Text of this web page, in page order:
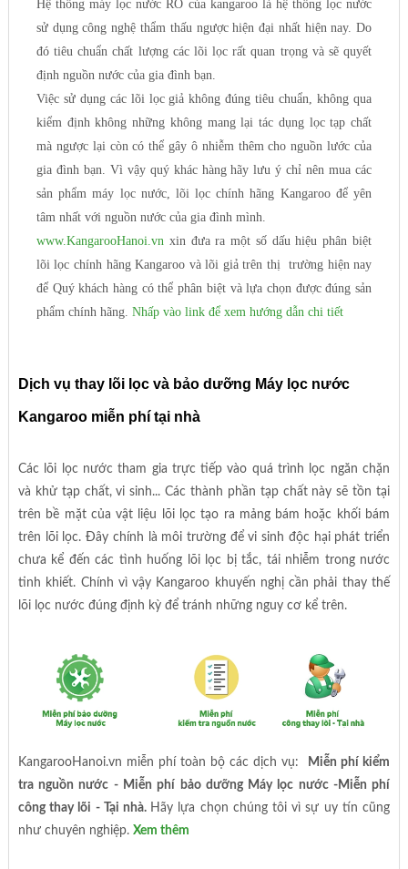
Hệ thống máy lọc nước RO của kangaroo là hệ thống lọc nước
sử dụng công nghệ thẩm thấu ngược hiện đại nhất hiện nay. Do
đó tiêu chuẩn chất lượng các lõi lọc rất quan trọng và sẽ quyết
định nguồn nước của gia đình bạn.
Việc sử dụng các lõi lọc giả không đúng tiêu chuẩn, không qua
kiểm định không những không mang lại tác dụng lọc tạp chất
mà ngược lại còn có thể gây ô nhiễm thêm cho nguồn lước của
gia đình bạn. Vì vậy quý khác hàng hãy lưu ý chỉ nên mua các
sản phẩm máy lọc nước, lõi lọc chính hãng Kangaroo để yên
tâm nhất với nguồn nước của gia đình mình.
www.KangarooHanoi.vnxin đưa ra một số dấu hiệu phân biệt
lõi lọc chính hãng Kangaroo và lõi giả trên thị trường hiện nay
để Quý khách hàng có thể phân biệt và lựa chọn được đúng sản
phẩm chính hãng. Nhấp vào link để xem hướng dẫn chi tiết
Dịch vụ thay lõi lọc và bảo dưỡng Máy lọc nước
Kangaroo miễn phí tại nhà
Các lõi lọc nước tham gia trực tiếp vào quá trình lọc ngăn chặn
và khử tạp chất, vi sinh... Các thành phần tạp chất này sẽ tồn tại
trên bề mặt của vật liệu lõi lọc tạo ra mảng bám hoặc khối bám
trên lõi lọc. Đây chính là môi trường để vi sinh độc hại phát triển
chưa kể đến các tình huống lõi lọc bị tắc, tái nhiễm trong nước
tinh khiết. Chính vì vậy Kangaroo khuyến nghị cần phải thay thế
lõi lọc nước đúng định kỳ để tránh những nguy cơ kể trên.
KangarooHanoi.vn miễn phí toàn bộ các dịch vụ:
Miễn phí kiểm
tra nguồn nước - Miễn phí bảo dưỡng Máy lọc nước -Miễn phí
công thay lõi - Tại nhà. Hãy lựa chọn chúng tôi vì sự uy tín cũng
như chuyên nghiệp. Xem thêm